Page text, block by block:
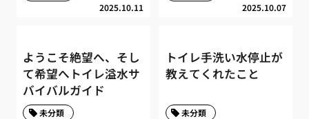
2025.10.11 2025.10.07
ようこそ絶望へ、そし
て希望へトイレ溢水サ
バイバルガイド
未分類
トイレ手洗い水停止が
教えてくれたこと
未分類